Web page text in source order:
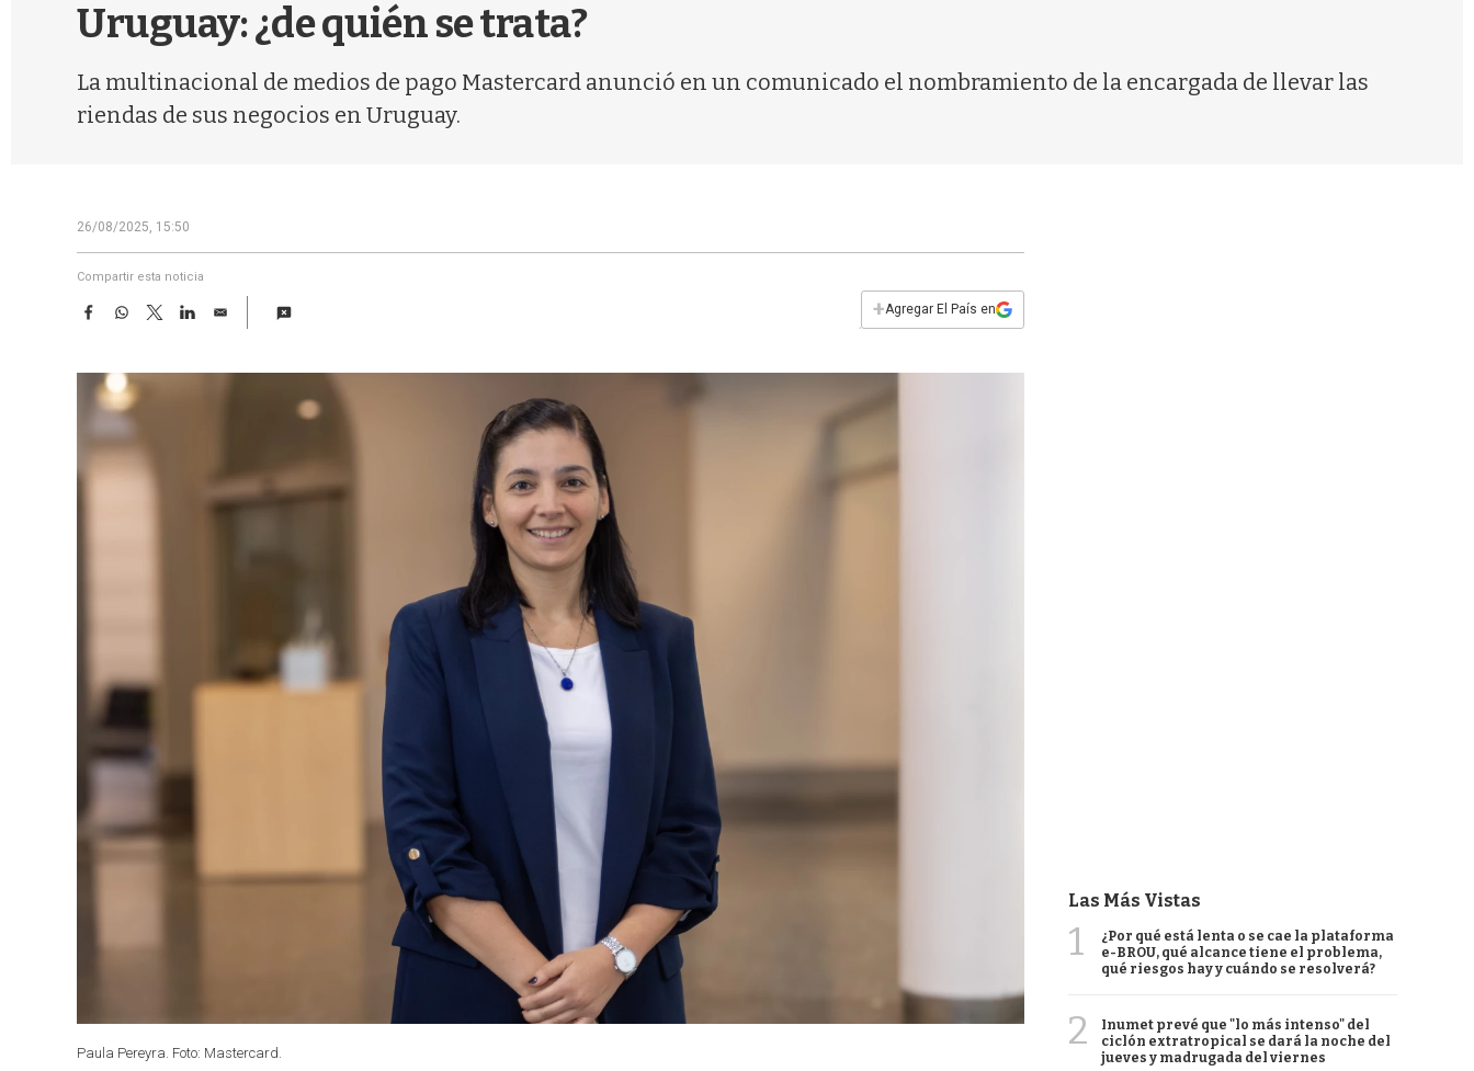
Uruguay: ¿de quién se trata?
La multinacional de medios de pago Mastercard anunció en un comunicado el nombramiento de la encargada de llevar las
riendas de sus negocios en Uruguay.
26/08/2025, 15:50
Compartir esta noticia
F
e
b
o
o
k
W
t
s
A
p
p
T
w
t
L
k
E
i
+Agregar El País en
Paula Pereyra. Foto: Mastercard.
Las Más Vistas
1
¿Por qué está lenta o se cae la plataforma
e-BROU, qué alcance tiene el problema,
qué riesgos hay y cuándo se resolverá?
2
Inumet prevé que "lo más intenso" del
ciclón extratropical se dará la noche del
jueves y madrugada del viernes